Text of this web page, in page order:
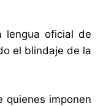
lengua oficial de
el blindaje de la
quienes imponen